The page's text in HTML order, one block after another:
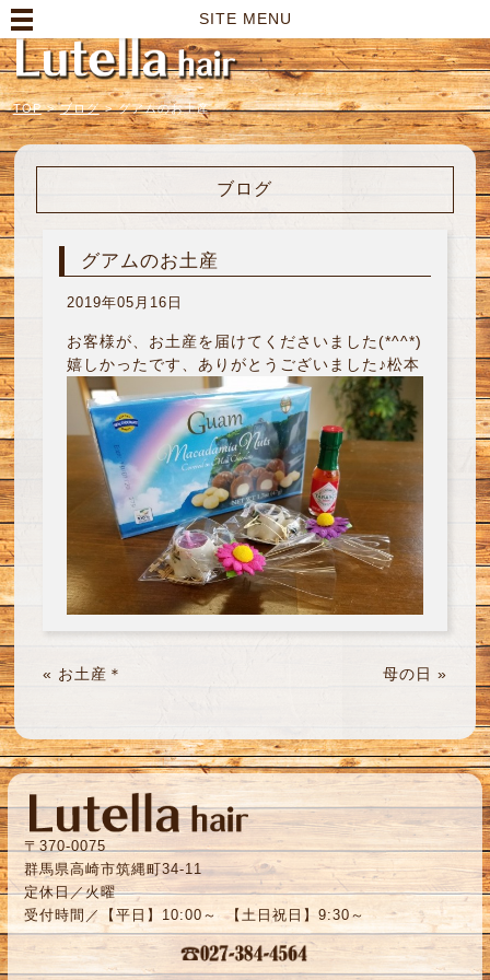
SITE MENU
TOP > ブログ > グアムのお土産
ブログ
グアムのお土産
2019年05月16日
お客様が、お土産を届けてくださいました(*^^*)
嬉しかったです、ありがとうございました♪松本
« お土産＊ 母の日 »
〒370-0075
群馬県高崎市筑縄町34-11
定休日／火曜
受付時間／【平日】10:00～ 【土日祝日】9:30～